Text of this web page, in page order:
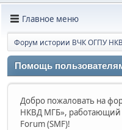
Главное меню
Форум истории ВЧК ОГПУ
Помощь
Добро пожаловать на
НКВД МГБ», работающий
Forum (SMF)!